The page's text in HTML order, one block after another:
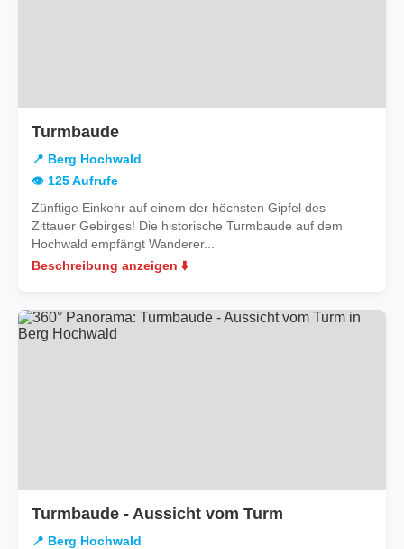
Turmbaudein
Berg
📍 Berg Hochwald
👁️ 125 Aufrufe
Zünftige Einkehr auf einem der höchsten Gipfel des
Zittauer Gebirges! Die historische Turmbaude auf dem
Hochwald empfängt Wanderer...
Beschreibung anzeigen ⬇️
Turmbaude - Aussicht vom Turm
📍 Berg Hochwald